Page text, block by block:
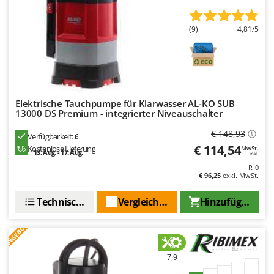
Mowox
New O.M.R.A.
Nilfisk
Ninja
Novatec
Novital
NuAir
Officine Savioli
OMA
(9) 4,81/5
Elektrische Tauchpumpe für Klarwasser AL-KO SUB
13000 DS Premium - integrierter Niveauschalter
Verfügbarkeit:6
Kostenlose Lieferung
13. Aug. - 17. Aug.
€ 148,93
€ 114,54MwSt.
inkl.
R-0
€ 96,25 exkl. MwSt.
Hinzufügen
Vergleichen Sie
Technische Daten
ANGEBOT
7,9